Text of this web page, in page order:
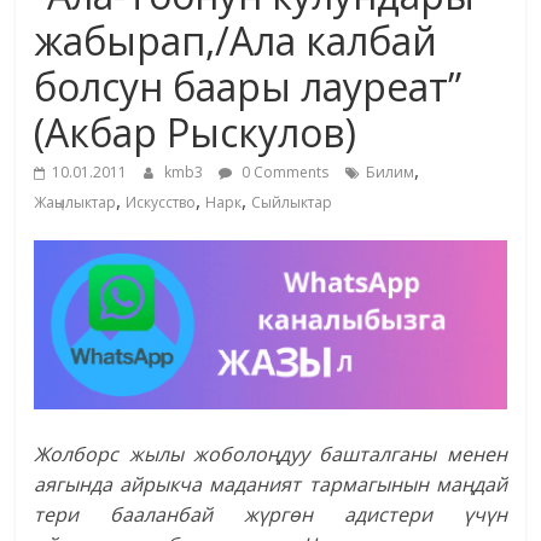
маданияты
жана
адабияты
жабырап,/Ала калбай
болсун баары лауреат”
(Акбар Рыскулов)
10.01.2011 kmb3 0 Comments Билим,
Жаңылыктар, Искусство, Нарк, Сыйлыктар
Жолборс жылы жоболоңдуу башталганы менен
аягында айрыкча маданият тармагынын маңдай
тери бааланбай жүргөн адистери үчүн